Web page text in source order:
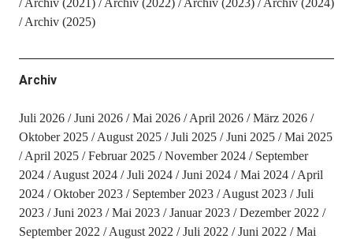
Archiv (2021)
Archiv (2022) Archiv (2023)
Archiv (2024)
Archiv (2025)
Archiv
Juli 2026 Juni 2026 Mai 2026 April 2026
März 2026
Oktober 2025
August 2025 Juli 2025 Juni 2025
Mai 2025
April 2025
Februar 2025 November 2024
September
2024
August 2024 Juli 2024 Juni 2024 Mai 2024
April
2024
Oktober 2023 September 2023 August 2023
Juli
2023
Juni 2023 Mai 2023 Januar 2023
Dezember 2022
September 2022
August 2022 Juli 2022 Juni 2022
Mai